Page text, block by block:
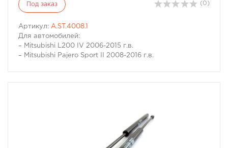
Под заказ (0)
Артикул: A.ST.4008.1
Для автомобилей:
– Mitsubishi L200 IV 2006-2015 г.в.
– Mitsubishi Pajero Sport II 2008-2016 г.в.